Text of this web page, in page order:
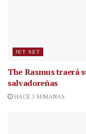
JET SET
The Rasmus traerá
salvadoreñas
HACE 3 SEMANAS